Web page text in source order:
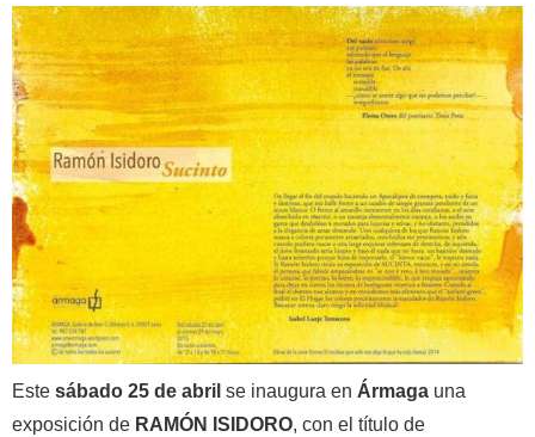
Este sábado 25 de abril se inaugura en Ármaga una
exposición de RAMÓN ISIDORO, con el título de